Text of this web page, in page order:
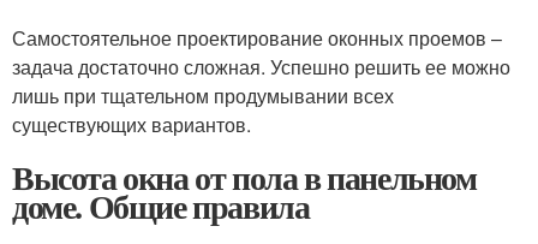
Самостоятельное проектирование оконных проемов –
задача достаточно сложная. Успешно решить ее можно
лишь при тщательном продумывании всех
существующих вариантов.
Высота окна от пола в панельном
доме. Общие правила